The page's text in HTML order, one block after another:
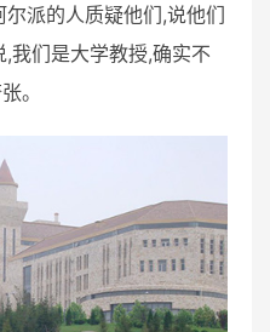
派的人质疑他们,说他们
我们是大学教授,确实不
。